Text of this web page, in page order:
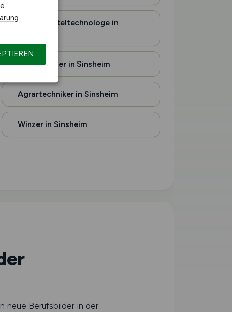
Lebensmitteltechnologe in
Agrarberater in Sinsheim
Agrartechniker in Sinsheim
Winzer in Sinsheim
neue Berufsbilder in der